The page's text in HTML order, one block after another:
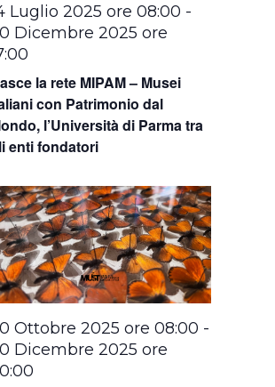
la rete MIPAM – Musei
con Patrimonio dal
l’Università di Parma tra
enti fondatori
Luglio 2025 ore 08:00 -
Dicembre 2025 ore
Ottobre 2025 ore 08:00 -
Dicembre 2025 ore